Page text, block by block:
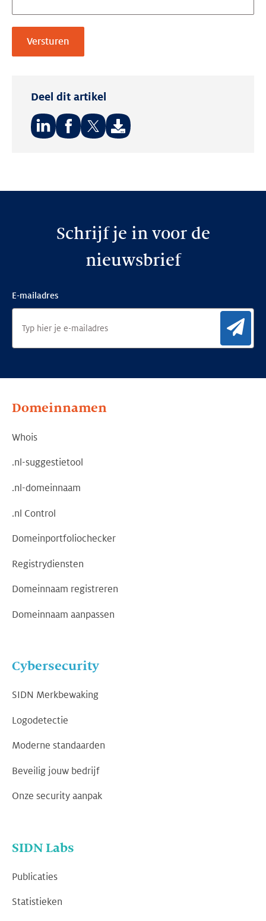
Versturen
Deel dit artikel
Schrijf je in voor de
nieuwsbrief
E-mailadres
Domeinnamen
Whois
.nl-suggestietool
.nl-domeinnaam
.nl Control
Domeinportfoliochecker
Registrydiensten
Domeinnaam registreren
Domeinnaam aanpassen
Cybersecurity
SIDN Merkbewaking
Logodetectie
Moderne standaarden
Beveilig jouw bedrijf
Onze security aanpak
SIDN Labs
Publicaties
Statistieken